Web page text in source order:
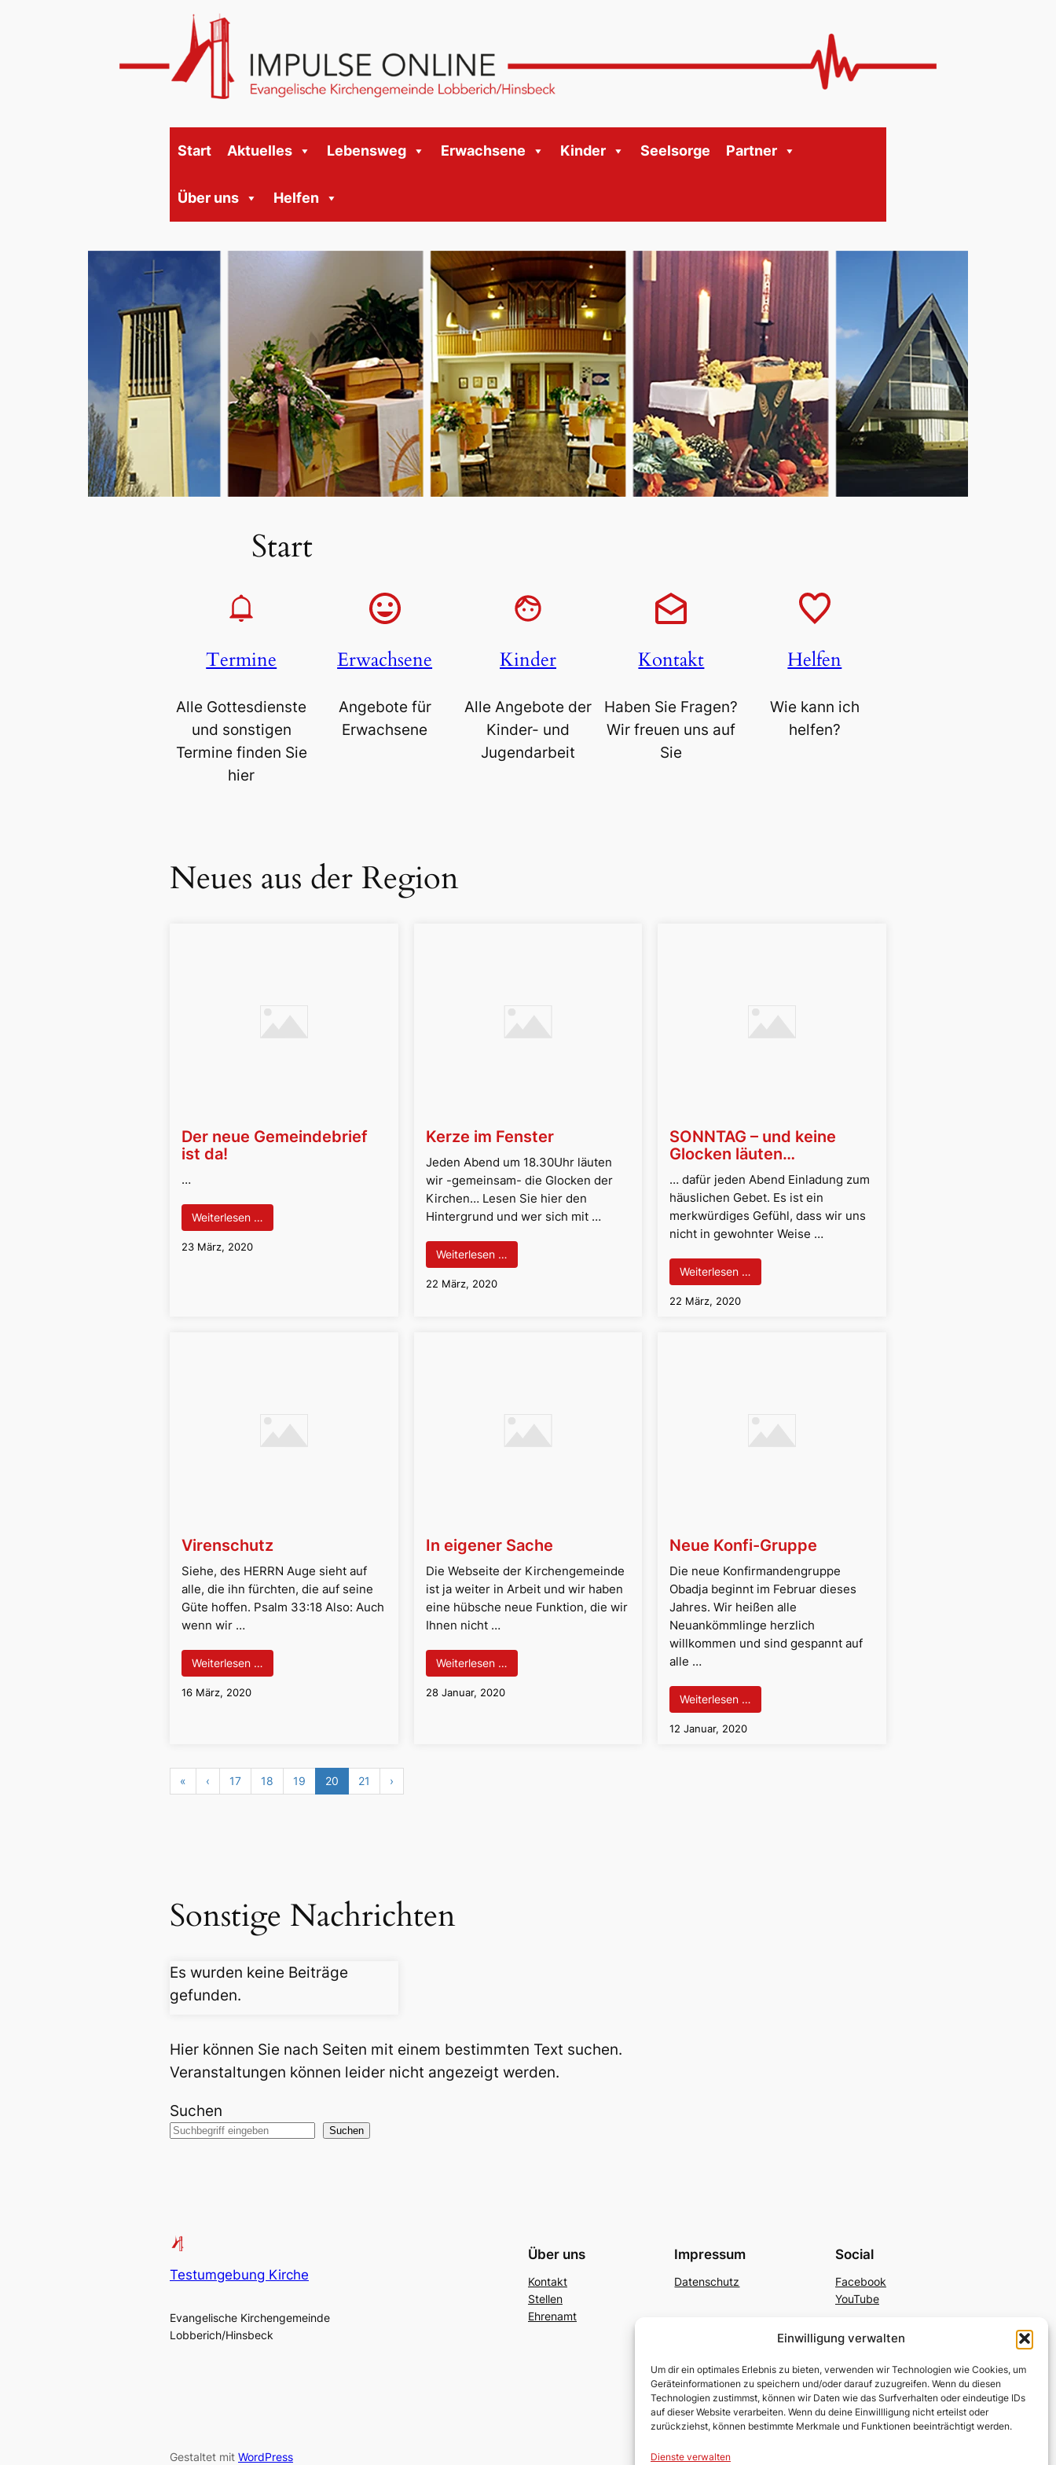
Einwilligung verwalten
Um dir ein optimales Erlebnis zu bieten, verwenden wir Technologien wie Cookies, um
Geräteinformationen zu speichern und/oder darauf zuzugreifen. Wenn du diesen
Technologien zustimmst, können wir Daten wie das Surfverhalten oder eindeutige IDs
auf dieser Website verarbeiten. Wenn du deine Einwillligung nicht erteilst oder
zurückziehst, können bestimmte Merkmale und Funktionen beeinträchtigt werden.
Dienste verwalten
Start Aktuelles Lebensweg Erwachsene Kinder Seelsorge Partner
Über uns Helfen
Start
Termine
Alle Gottesdienste
und sonstigen
Termine finden Sie
hier
Erwachsene
Angebote für
Erwachsene
Kinder
Alle Angebote der
Kinder- und
Jugendarbeit
Kontakt
Haben Sie Fragen?
Wir freuen uns auf
Sie
Helfen
Wie kann ich
helfen?
Neues aus der Region
Der neue Gemeindebrief
ist da!
…
Weiterlesen …
23 März, 2020
Kerze im Fenster
Jeden Abend um 18.30Uhr läuten
wir -gemeinsam- die Glocken der
Kirchen… Lesen Sie hier den
Hintergrund und wer sich mit …
Weiterlesen …
22 März, 2020
SONNTAG – und keine
Glocken läuten…
… dafür jeden Abend Einladung zum
häuslichen Gebet. Es ist ein
merkwürdiges Gefühl, dass wir uns
nicht in gewohnter Weise …
Weiterlesen …
22 März, 2020
Virenschutz
Siehe, des HERRN Auge sieht auf
alle, die ihn fürchten, die auf seine
Güte hoffen. Psalm 33:18 Also: Auch
wenn wir …
Weiterlesen …
16 März, 2020
In eigener Sache
Die Webseite der Kirchengemeinde
ist ja weiter in Arbeit und wir haben
eine hübsche neue Funktion, die wir
Ihnen nicht …
Weiterlesen …
28 Januar, 2020
Neue Konfi-Gruppe
Die neue Konfirmandengruppe
Obadja beginnt im Februar dieses
Jahres. Wir heißen alle
Neuankömmlinge herzlich
willkommen und sind gespannt auf
alle …
Weiterlesen …
12 Januar, 2020
« ‹ 17 18 19 20 21 ›
Sonstige Nachrichten
Es wurden keine Beiträge
gefunden.
Hier können Sie nach Seiten mit einem bestimmten Text suchen.
Veranstaltungen können leider nicht angezeigt werden.
Suchen
Suchen
Testumgebung Kirche
Evangelische Kirchengemeinde
Lobberich/Hinsbeck
Über uns
Kontakt
Stellen
Ehrenamt
Impressum
Datenschutz
Social
Facebook
YouTube
Gestaltet mit WordPress